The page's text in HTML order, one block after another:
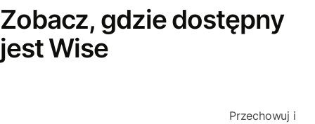
Zobacz, gdzie dostępny
jest Wise
Przechowuj i